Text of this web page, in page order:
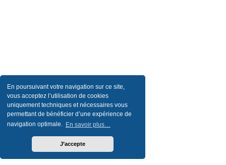
En poursuivant votre navigation sur ce site,
vous acceptez l’utilisation de cookies
uniquement techniques et nécessaires vous
permettant de bénéficier d’une expérience de
navigation optimale. En savoir plus…
J’accepte